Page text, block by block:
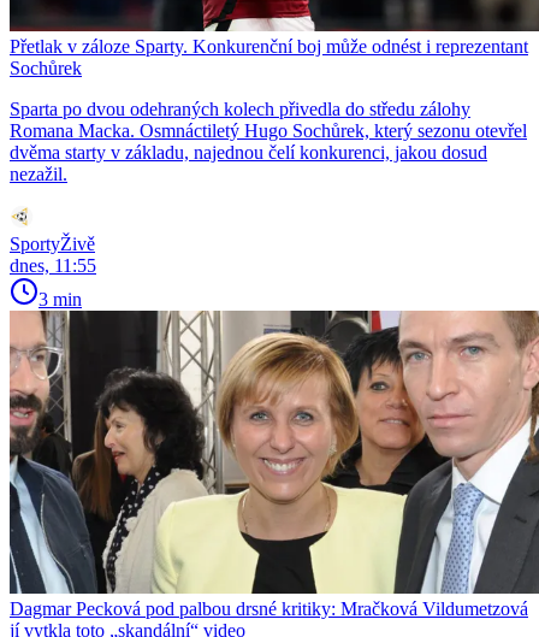
Přetlak v záloze Sparty. Konkurenční boj může odnést i reprezentant
Sochůrek
Sparta po dvou odehraných kolech přivedla do středu zálohy
Romana Macka. Osmnáctiletý Hugo Sochůrek, který sezonu otevřel
dvěma starty v základu, najednou čelí konkurenci, jakou dosud
nezažil.
SportyŽivě
dnes, 11:55
3 min
Dagmar Pecková pod palbou drsné kritiky: Mračková Vildumetzová
jí vytkla toto „skandální“ video